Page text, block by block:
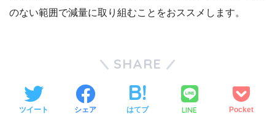
のない範囲で減量に取り組むことをおススメします。
SHARE
ツイート シェア はてブ LINE Pocket